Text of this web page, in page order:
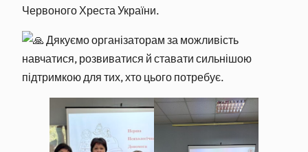
Червоного Хреста України.
Дякуємо організаторам за можливість
навчатися, розвиватися й ставати сильнішою
підтримкою для тих, хто цього потребує.